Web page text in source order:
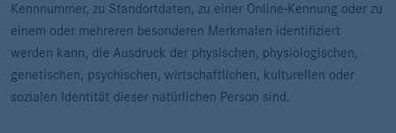
Kennnummer, zu Standortdaten, zu einer Online-Kennung oder zu
einem oder mehreren besonderen Merkmalen identifiziert
werden kann, die Ausdruck der physischen, physiologischen,
genetischen, psychischen, wirtschaftlichen, kulturellen oder
sozialen Identität dieser natürlichen Person sind.